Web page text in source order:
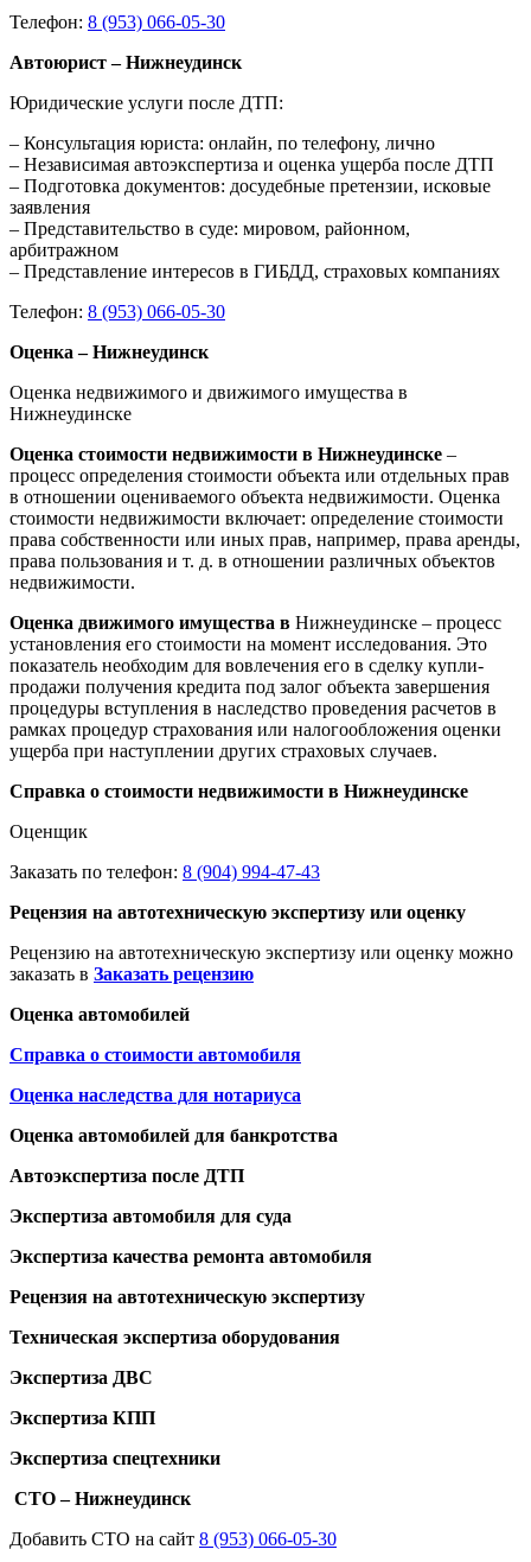
Телефон: 8 (953) 066-05-30
Автоюрист – Нижнеудинск
Юридические услуги после ДТП:
– Консультация юриста: онлайн, по телефону, лично
– Независимая автоэкспертиза и оценка ущерба после ДТП
– Подготовка документов: досудебные претензии, исковые
заявления
– Представительство в суде: мировом, районном,
арбитражном
– Представление интересов в ГИБДД, страховых компаниях
Телефон: 8 (953) 066-05-30
Оценка – Нижнеудинск
Оценка недвижимого и движимого имущества в
Нижнеудинске
Оценка стоимости недвижимости в Нижнеудинске –
процесс определения стоимости объекта или отдельных прав
в отношении оцениваемого объекта недвижимости. Оценка
стоимости недвижимости включает: определение стоимости
права собственности или иных прав, например, права аренды,
права пользования и т. д. в отношении различных объектов
недвижимости.
Оценка движимого имущества в Нижнеудинске – процесс
установления его стоимости на момент исследования. Это
показатель необходим для вовлечения его в сделку купли-
продажи получения кредита под залог объекта завершения
процедуры вступления в наследство проведения расчетов в
рамках процедур страхования или налогообложения оценки
ущерба при наступлении других страховых случаев.
Справка о стоимости недвижимости в Нижнеудинске
Оценщик
Заказать по телефон: 8 (904) 994-47-43
Рецензия на автотехническую экспертизу или оценку
Рецензию на автотехническую экспертизу или оценку можно
заказать в Заказать рецензию
Оценка автомобилей
Справка о стоимости автомобиля
Оценка наследства для нотариуса
Оценка автомобилей для банкротства
Автоэкспертиза после ДТП
Экспертиза автомобиля для суда
Экспертиза качества ремонта автомобиля
Рецензия на автотехническую экспертизу
Техническая экспертиза оборудования
Экспертиза ДВС
Экспертиза КПП
Экспертиза спецтехники
СТО – Нижнеудинск
Добавить СТО на сайт 8 (953) 066-05-30